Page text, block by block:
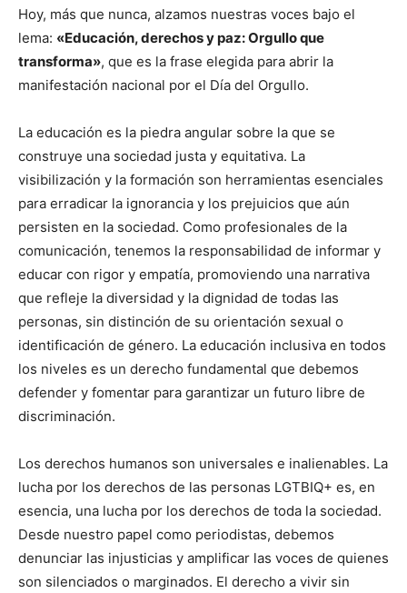
Hoy, más que nunca, alzamos nuestras voces bajo el
lema: «Educación, derechos y paz: Orgullo que
transforma», que es la frase elegida para abrir la
manifestación nacional por el Día del Orgullo.
La educación es la piedra angular sobre la que se
construye una sociedad justa y equitativa. La
visibilización y la formación son herramientas esenciales
para erradicar la ignorancia y los prejuicios que aún
persisten en la sociedad. Como profesionales de la
comunicación, tenemos la responsabilidad de informar y
educar con rigor y empatía, promoviendo una narrativa
que refleje la diversidad y la dignidad de todas las
personas, sin distinción de su orientación sexual o
identificación de género. La educación inclusiva en todos
los niveles es un derecho fundamental que debemos
defender y fomentar para garantizar un futuro libre de
discriminación.
Los derechos humanos son universales e inalienables. La
lucha por los derechos de las personas LGTBIQ+ es, en
esencia, una lucha por los derechos de toda la sociedad.
Desde nuestro papel como periodistas, debemos
denunciar las injusticias y amplificar las voces de quienes
son silenciados o marginados. El derecho a vivir sin